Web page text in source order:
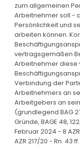
zum allgemeinen
Arbeitnehmer soll -
Persönlichkeit und
arbeiten können.
vertragsgemäßen
Arbeitnehmer diese
Verbindung der
Arbeitnehmers an
Arbeitgebers an
(grundlegend BAG
Gründe, BAGE 48,
Februar 2024 - 8
AZR 217/20 - Rn. 43